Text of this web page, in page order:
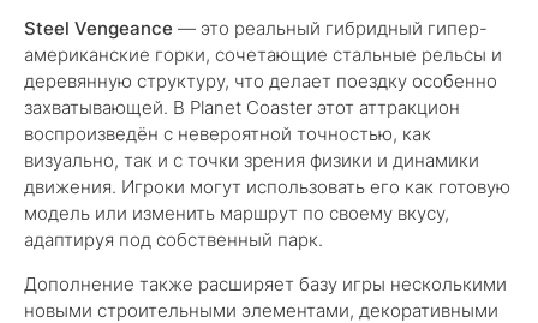
Steel Vengeance — это реальный гибридный гипер-
американские горки, сочетающие стальные рельсы и
деревянную структуру, что делает поездку особенно
захватывающей. В Planet Coaster этот аттракцион
воспроизведён с невероятной точностью, как
визуально, так и с точки зрения физики и динамики
движения. Игроки могут использовать его как готовую
модель или изменить маршрут по своему вкусу,
адаптируя под собственный парк.
Дополнение также расширяет базу игры несколькими
новыми строительными элементами, декоративными